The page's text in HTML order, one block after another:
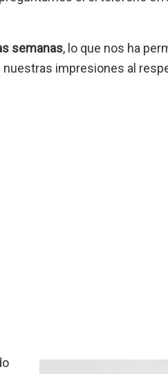
semanas, lo que nos ha
impresiones al